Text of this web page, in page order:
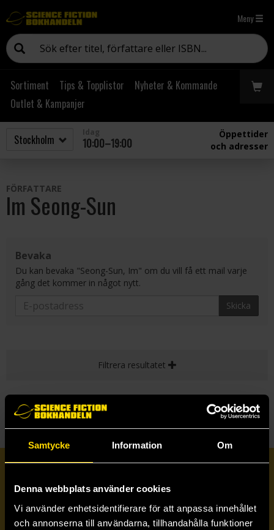
Samtycke Information Om
Denna webbplats använder cookies
Vi använder enhetsidentifierare för att anpassa innehållet
och annonserna till användarna, tillhandahålla funktioner
Meny
Sortiment Tips & Topplistor
Nyheter & Kommande
Outlet & Kampanjer
10:00–19:00
Öppettider
och adresser
FÖRFATTARE
Im Seong-Sun
Bevaka
Du kan bevaka "Seong-Sun, Im" om du vill få ett mail varje
gång det kommer in något nytt.
Skicka
Filtrera resultatet
Prenumerera på vårt nyhetsbrev
Veckobrevet